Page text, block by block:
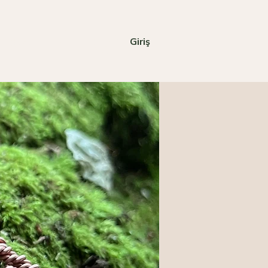
Giriş